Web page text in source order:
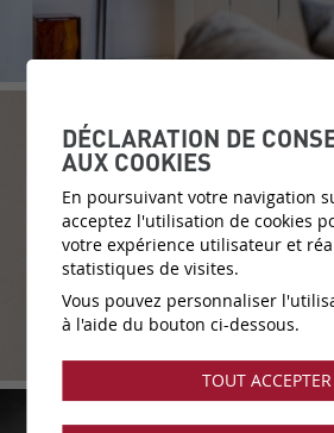
DÉCLARATION DE
AUX COOKIES
En poursuivant votre navigation
acceptez l'utilisation de cookies
votre expérience utilisateur et
statistiques de visites.
Vous pouvez personnaliser
à l'aide du bouton ci-dessous.
TOUT ACCEPTER